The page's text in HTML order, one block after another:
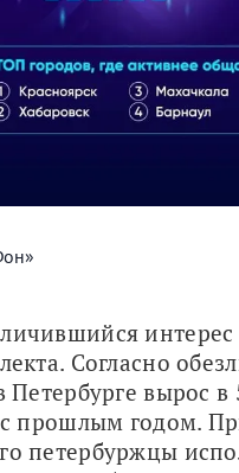
Согласно
вырос в
прошлым годом.
петербуржцы